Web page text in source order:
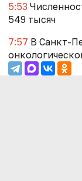
5:53
549 тысяч
7:57 В Санкт-